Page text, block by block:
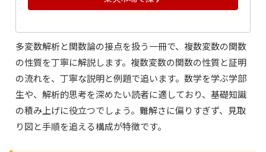
多変数解析と関数論の接点を扱う一冊で、複数変数の関数
の性質を丁寧に解説します。複数変数の関数の性質と証明
の流れを、丁寧な説明と例題で追います。数学を学ぶ学部
生や、解析的思考を深めたい読者に適しており、基礎知識
の積み上げに役立つでしょう。難解さに偏りすぎず、見取
り図と手順を追える構成が特徴です。